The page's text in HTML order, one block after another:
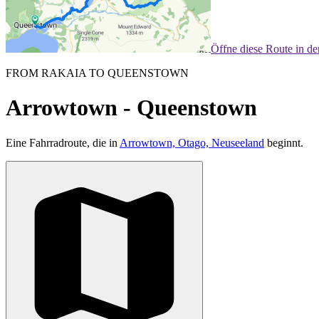
Öffne diese Route in
FROM RAKAIA TO QUEENSTOWN
Arrowtown - Queenstown
Eine Fahrradroute, die in Arrowtown, Otago, Neuseeland beginnt.